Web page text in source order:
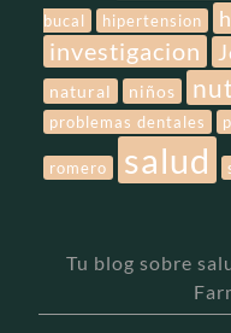
bucal
hipertension
investigacion
natural niños
problemas dentales
romero salud
Tu blog sobre